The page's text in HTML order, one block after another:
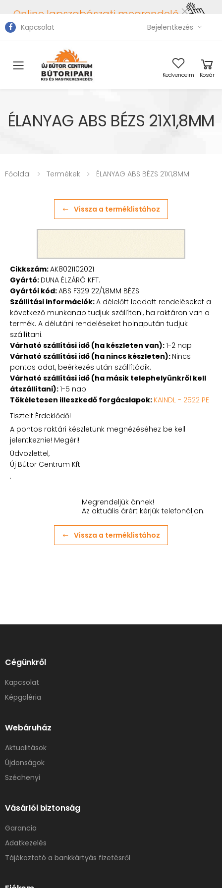
Online lapszabászati megrendelő
Kapcsolat Bejelentkezés
Toggle mobile menu Kedvenceim Kosár
ÉLANYAG ABS BÉZS 21X1,8MM
Főoldal Termékek ÉLANYAG ABS BÉZS 21X1,8MM
Vissza a terméklistához
Cikkszám:AK8021102021
Gyártó: DUNA ÉLZÁRÓ KFT.
Gyártói kód:ABS F329 22/1,8MM BÉZS
Szállítási információk:A délelőtt leadott rendeléseket a
következő munkanap tudjuk szállítani, ha raktáron van a
termék. A délutáni rendeléseket holnapután tudjuk
szállítani.
Várható szállítási idő (ha készleten van):1-2 nap
Várható szállítási idő (ha nincs készleten): Nincs
pontos adat, beérkezés után szállítódik.
Várható szállítási idő (ha másik telephelyünkről kell
átszállítani):1-5 nap
Tökéletesen illeszkedő forgácslapok: KAINDL - 2522 PE
Tisztelt Érdeklődő!
A pontos raktári készletünk megnézéséhez be kell
jelentkeznie! Megéri!
Üdvözlettel,
Új Bútor Centrum Kft
.
Megrendeljük önnek!
Az aktuális árért kérjük telefonáljon.
Vissza a terméklistához
Cégünkről
Kapcsolat
Képgaléria
Webáruház
Aktualitások
Újdonságok
Széchenyi
Vásárlói biztonság
Garancia
Adatkezelés
Tájékoztató a bankkártyás fizetésről